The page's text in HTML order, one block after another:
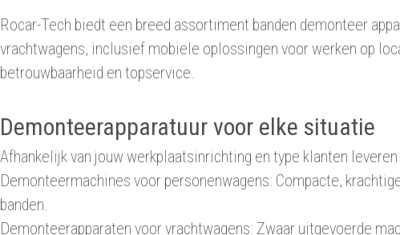
Rocar-Tech biedt een breed assortiment banden demonteer
vrachtwagens, inclusief mobiele oplossingen voor werken op
betrouwbaarheid en topservice.
Demonteerapparatuur voor elke situatie
Afhankelijk van jouw werkplaatsinrichting en type klanten
Demonteermachines voor personenwagens: Compacte,
banden.
Demonteerapparaten voor vrachtwagens: Zwaar uitgevoerde